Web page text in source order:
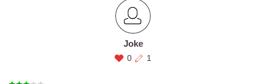
Joke
0 1